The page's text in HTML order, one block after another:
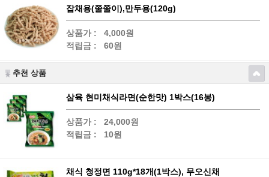
잡채용(쭐쭐이),만두용(120g)
상품가 :
4,000원
적립금 :
60원
추천 상품
삼육 현미채식라면(순한맛) 1박스(16봉)
상품가 :
24,000원
적립금 :
10원
채식 청정면 110g*18개(1박스), 무오신채